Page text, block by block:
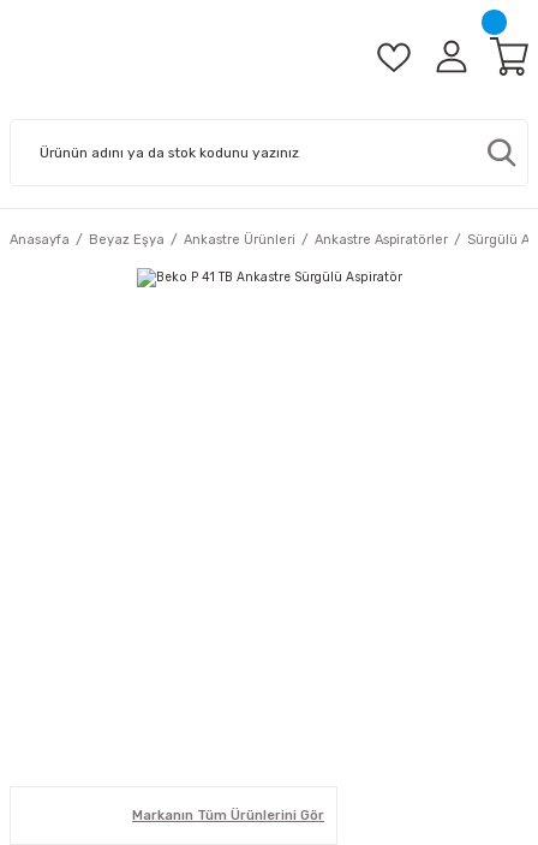
Anasayfa Beyaz Eşya Ankastre Ürünleri Ankastre Aspiratörler Sürgülü
Markanın Tüm Ürünlerini Gör